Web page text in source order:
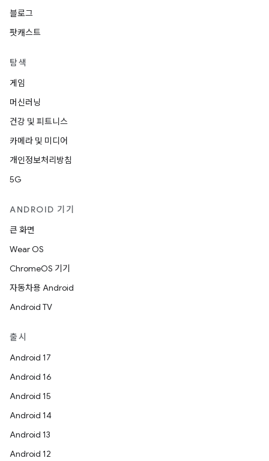
블로그
팟캐스트
탐색
게임
머신러닝
건강 및 피트니스
카메라 및 미디어
개인정보처리방침
5G
ANDROID 기기
큰 화면
Wear OS
ChromeOS 기기
자동차용 Android
Android TV
출시
Android 17
Android 16
Android 15
Android 14
Android 13
Android 12